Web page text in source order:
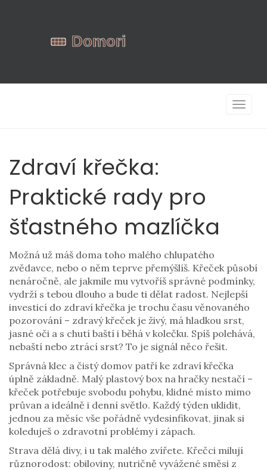
Zdraví křečka:
Praktické rady pro
šťastného mazlíčka
Možná už máš doma toho malého chlupatého
zvědavce, nebo o něm teprve přemýšlíš. Křeček působí
nenáročně, ale jakmile mu vytvoříš správné podmínky,
vydrží s tebou dlouho a bude ti dělat radost. Nejlepší
investicí do zdraví křečka je trochu času věnovaného
pozorování – zdravý křeček je živý, má hladkou srst,
jasné oči a s chutí baští i běhá v kolečku. Spíš polehává,
nebaští nebo ztrácí srst? To je signál něco řešit.
Správná klec a čistý domov patří ke zdraví křečka
úplně základně. Malý plastový box na hračky nestačí –
křeček potřebuje svobodu pohybu, klidné místo mimo
průvan a ideálně i denní světlo. Každý týden uklidit,
jednou za měsíc vše pořádně vydesinfikovat, jinak si
koleduješ o zdravotní problémy i zápach.
Strava dělá divy, i u tak malého zvířete. Křečci milují
různorodost: obiloviny, nutričně vyvážené směsi z